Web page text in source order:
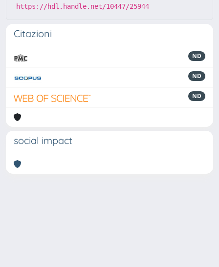
https://hdl.handle.net/10447/25944
Citazioni
ND
ND
ND
social impact